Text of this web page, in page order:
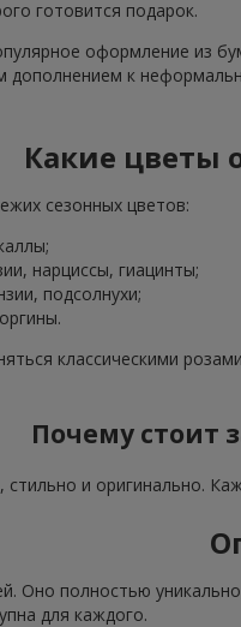
готовится подарок.
оформление из
к
Какие цветы
сезонных цветов:
нарциссы, гиацинты;
подсолнухи;
классическими
Почему стоит
и оригинально.
Оно полностью
для каждого.